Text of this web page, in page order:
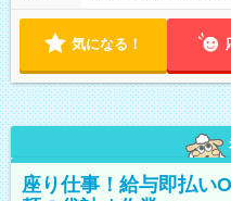
気になる！
座り仕事！給与即払い